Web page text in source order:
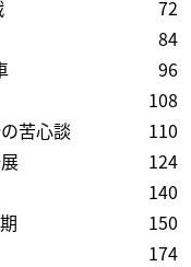
72
84
96
108
苦心談
110
124
140
150
174